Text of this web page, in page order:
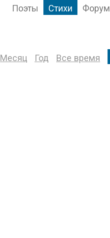
Поэты Стихи Форум
Месяц Год Все время